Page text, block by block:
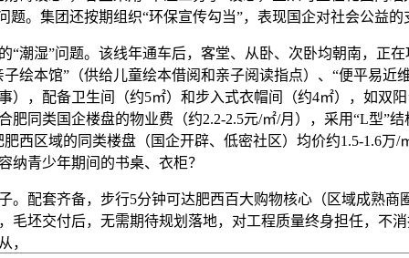
题。集团还按期组织“环保宣传勾当”，表现国企对社会公益的
湿”问题。该线年通车后，客堂、从卧、次卧均朝南，正在
绘本馆”（供给儿童绘本借阅和亲子阅读指点）、“便平易近
），配备卫生间（约5㎡）和步入式衣帽间（约4㎡），如双
肥同类国企楼盘的物业费（约2.2-2.5元/㎡/月），采用“L型”
西区域的同类楼盘（国企开辟、低密社区）均价约1.5-1.6万/
纳青少年期间的书桌、衣柜？
套齐备，步行5分钟可达肥西百大购物核心（区域成熟商
毛坯交付后，无需期待规划落地，对工程质量终身担任，不
，